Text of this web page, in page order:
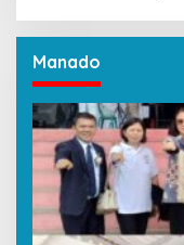
Manado